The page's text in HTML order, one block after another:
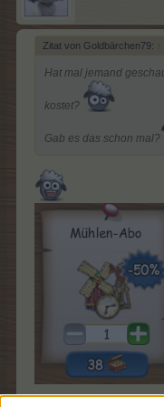
Zitat von Goldbärchen79: ↑
Hat mal jemand
kostet?
Gab es das schon mal?